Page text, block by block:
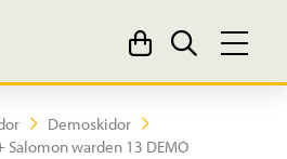
Demoskidor
Salomon warden 13 DEMO